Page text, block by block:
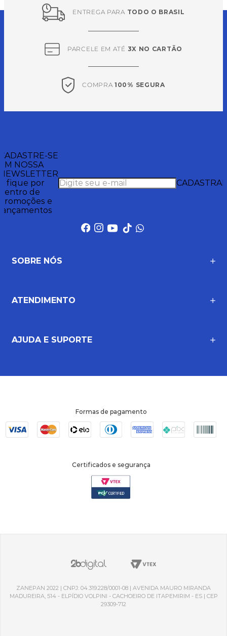
ENTREGA PARA TODO O BRASIL
PARCELE EM ATÉ 3X NO CARTÃO
COMPRA 100% SEGURA
SE
NOSSA
fique por
de
e
SOBRE NÓS
ATENDIMENTO
AJUDA E SUPORTE
Formas de pagamento
Certificados e segurança
ZANEPAN 2022 | CNPJ: 04.319.228/0001-08 | AVENIDA MAURO MIRANDA
MADUREIRA, 514 - ELPÍDIO VOLPINI - CACHOEIRO DE ITAPEMIRIM - ES | CEP
29309-712